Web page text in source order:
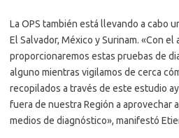
La OPS también está llevando a cabo
El Salvador, México y Surinam. «Con el
proporcionaremos estas pruebas de
alguno mientras vigilamos de cerca
recopilados a través de este estudio
fuera de nuestra Región a aprovechar
medios de diagnóstico», manifestó